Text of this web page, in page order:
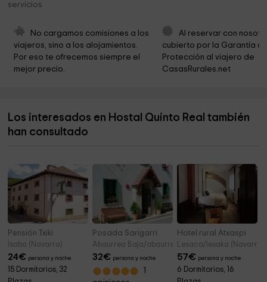
Ayuntamiento de Esteribar
The Era
Monte Tiratún
Iglesia de San Saturnino 5,8 km
Iglesia San Miguel 6,1 km
servicios
No cargamos comisiones a los
viajeros, sino a los alojamientos.
Por eso te ofrecemos siempre el
mejor precio.
Al reservar con
cubierto por la Garantía
Protección al viajero de
CasasRurales.net
Los interesados en Hostal Quinto Real también
han consultado
Pensión Txiki
Isaba (Navarra)
24€ persona y noche
15 Dormitorios, 32
Posada Sarigarri
Abaurrea Baja/abaurrepea (Navarra)
32€ persona y noche
Hotel rural Atxaspi
Lesaca/lesaka (Navarra)
57€ persona y noche
6 Dormitorios, 16